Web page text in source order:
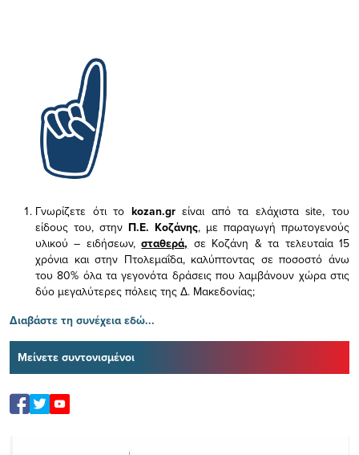
Γνωρίζετε ότι το kozan.gr είναι από τα ελάχισταsite, του
είδους του, στην Π.Ε. Κοζάνης, με παραγωγή πρωτογενούς
υλικού – ειδήσεων,σταθερά, σε Κοζάνη & τα τελευταία 15
χρόνια και στην Πτολεμαΐδα, καλύπτοντας σε ποσοστό άνω
του 80% όλα τα γεγονότα δράσεις που λαμβάνουν χώρα στις
δύο μεγαλύτερες πόλεις της Δ. Μακεδονίας;
Διαβάστε τη συνέχεια εδώ...
Μείνετε συντονισμένοι